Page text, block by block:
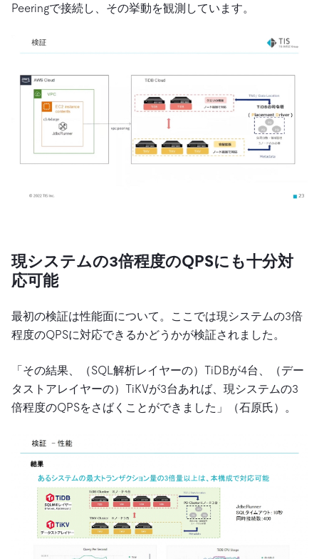
Peeringで接続し、その挙動を観測しています。
現システムの3倍程度のQPSにも十分対
応可能
最初の検証は性能面について。ここでは現システムの3倍
程度のQPSに対応できるかどうかが検証されました。
「その結果、（SQL解析レイヤーの）TiDBが4台、（デー
タストアレイヤーの）TiKVが3台あれば、現システムの3
倍程度のQPSをさばくことができました」（石原氏）。